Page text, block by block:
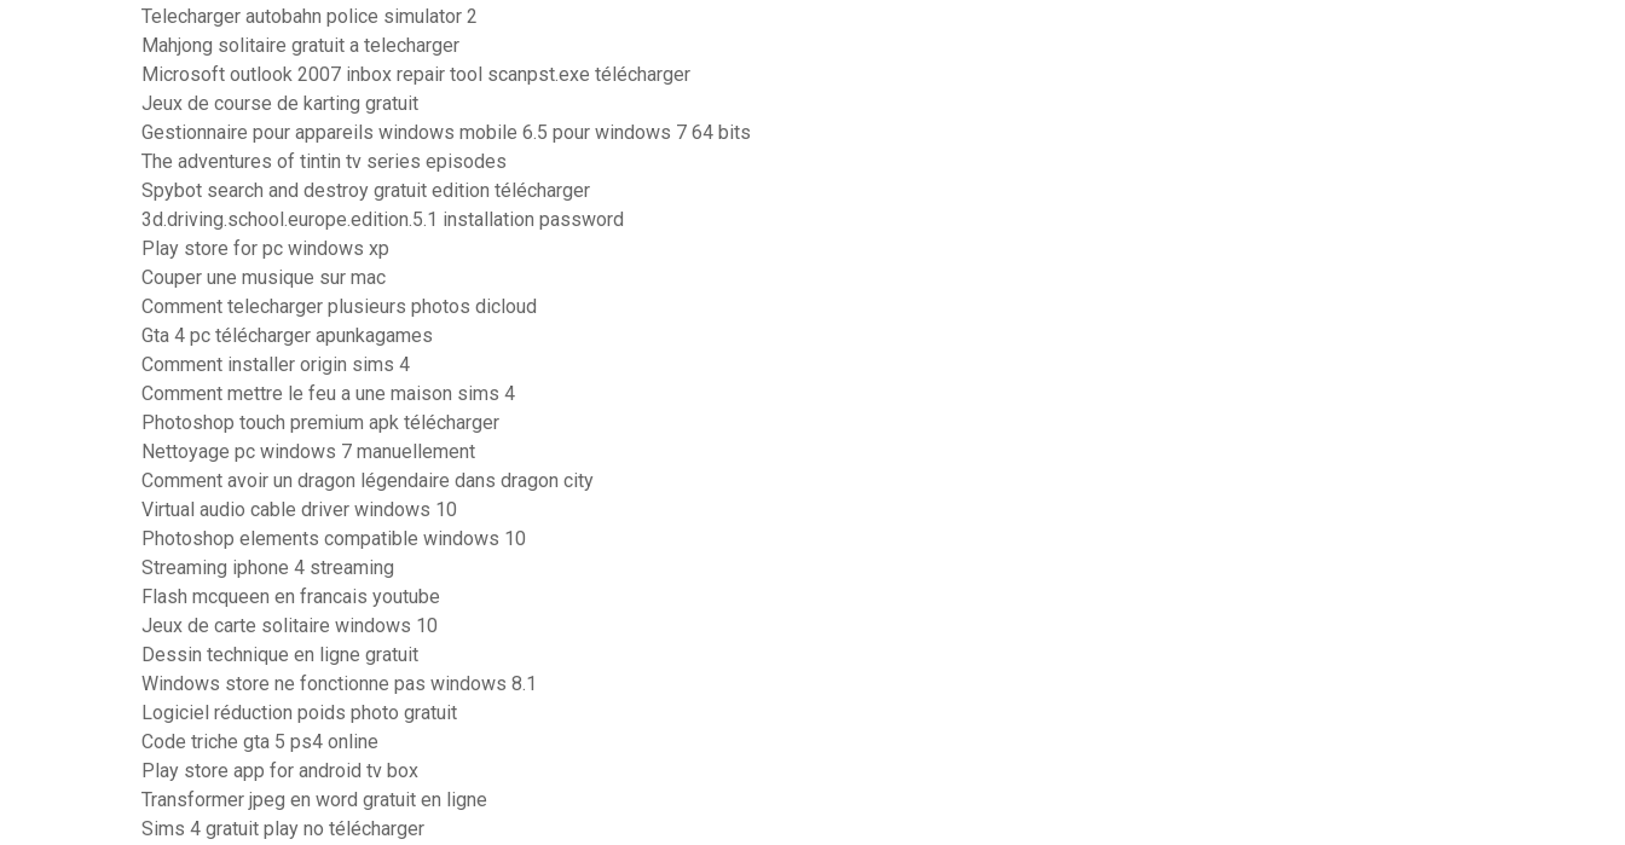
Telecharger autobahn police simulator 2
Mahjong solitaire gratuit a telecharger
Microsoft outlook 2007 inbox repair tool scanpst.exe télécharger
Jeux de course de karting gratuit
Gestionnaire pour appareils windows mobile 6.5 pour windows 7 64 bits
The adventures of tintin tv series episodes
Spybot search and destroy gratuit edition télécharger
3d.driving.school.europe.edition.5.1 installation password
Play store for pc windows xp
Couper une musique sur mac
Comment telecharger plusieurs photos dicloud
Gta 4 pc télécharger apunkagames
Comment installer origin sims 4
Comment mettre le feu a une maison sims 4
Photoshop touch premium apk télécharger
Nettoyage pc windows 7 manuellement
Comment avoir un dragon légendaire dans dragon city
Virtual audio cable driver windows 10
Photoshop elements compatible windows 10
Streaming iphone 4 streaming
Flash mcqueen en francais youtube
Jeux de carte solitaire windows 10
Dessin technique en ligne gratuit
Windows store ne fonctionne pas windows 8.1
Logiciel réduction poids photo gratuit
Code triche gta 5 ps4 online
Play store app for android tv box
Transformer jpeg en word gratuit en ligne
Sims 4 gratuit play no télécharger